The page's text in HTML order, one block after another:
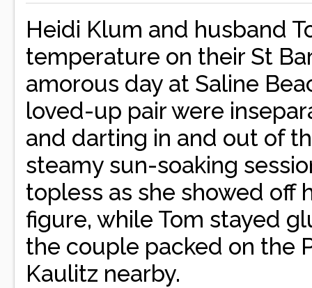
Heidi Klum and husband
temperature on their St
amorous day at Saline
loved-up pair were
and darting in and out of
steamy sun-soaking
topless as she showed
figure, while Tom stayed
the couple packed on the
Kaulitz nearby.